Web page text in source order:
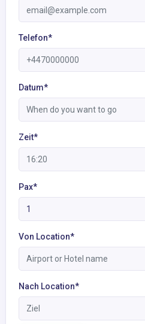
Telefon*
Datum*
Zeit*
Pax*
Von Location*
Nach Location*